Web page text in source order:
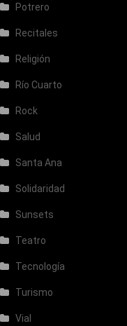
Potrero
Recitales
Religión
Río Cuarto
Rock
Salud
Santa Ana
Solidaridad
Sunsets
Teatro
Tecnología
Turismo
Vial